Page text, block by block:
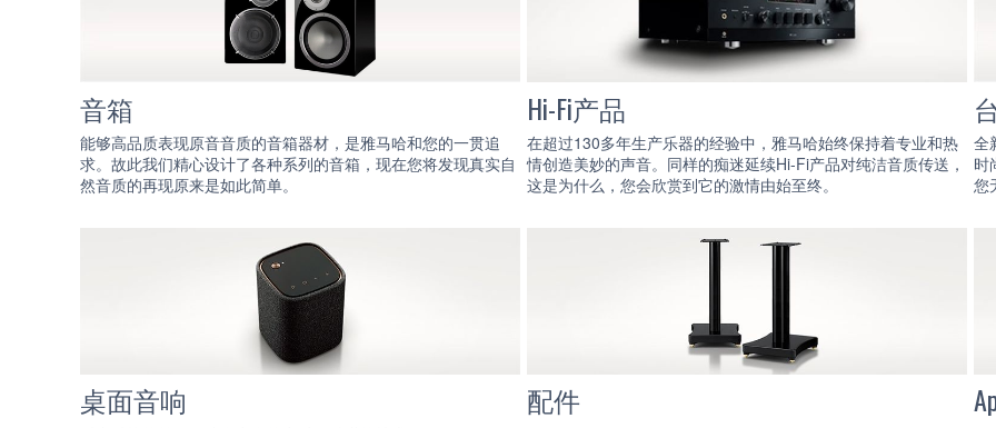
音箱
能够高品质表现原音音质的音箱器材，是雅马哈和您的一贯追
求。故此我们精心设计了各种系列的音箱，现在您将发现真实自
然音质的再现原来是如此简单。
Hi-Fi产品
在超过130多年生产乐器的经验中，雅马哈始终保持着专业和热
情创造美妙的声音。同样的痴迷延续Hi-Fi产品对纯洁音质传送，
这是为什么，您会欣赏到它的激情由始至终。
全
时
您
桌面音响 配件